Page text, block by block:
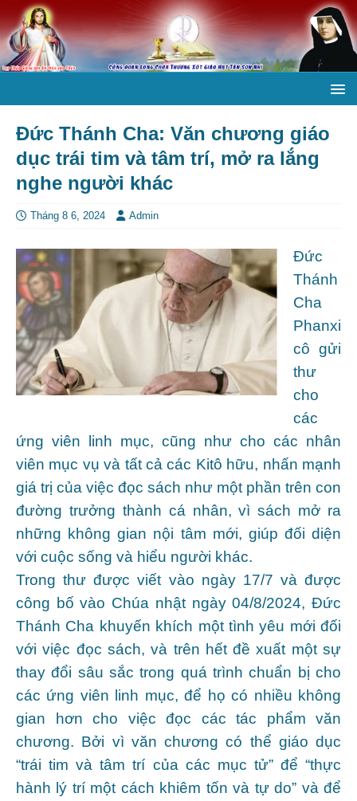
Đức Thánh Cha: Văn chương giáo
dục trái tim và tâm trí, mở ra lắng
nghe người khác
Tháng 8 6, 2024 Admin
Đức
Thánh
Cha
Phanxi
cô gửi
thư
cho
các
ứng viên linh mục, cũng như cho các nhân
viên mục vụ và tất cả các Kitô hữu, nhấn mạnh
giá trị của việc đọc sách như một phần trên con
đường trưởng thành cá nhân, vì sách mở ra
những không gian nội tâm mới, giúp đối diện
với cuộc sống và hiểu người khác.
Trong thư được viết vào ngày 17/7 và được
công bố vào Chúa nhật ngày 04/8/2024, Đức
Thánh Cha khuyến khích một tình yêu mới đối
với việc đọc sách, và trên hết đề xuất một sự
thay đổi sâu sắc trong quá trình chuẩn bị cho
các ứng viên linh mục, để họ có nhiều không
gian hơn cho việc đọc các tác phẩm văn
chương. Bởi vì văn chương có thể giáo dục
“trái tim và tâm trí của các mục tử” để “thực
hành lý trí một cách khiêm tốn và tự do” và để